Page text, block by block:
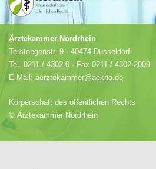
Ärztekammer Nordrhein
Tersteegenstr. 9 · 40474 Düsseldorf
Tel. 0211 / 4302-0 · Fax 0211 / 4302 2009
E-Mail: aerztekammer@aekno.de
Körperschaft des öffentlichen Rechts
© Ärztekammer Nordrhein